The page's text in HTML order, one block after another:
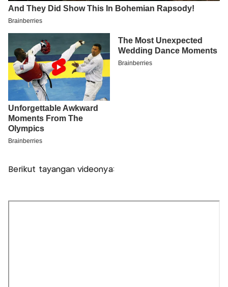
Berikut tayangan videonya: